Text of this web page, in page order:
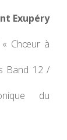
Exupéry
« Chœur à
Band 12 /
du